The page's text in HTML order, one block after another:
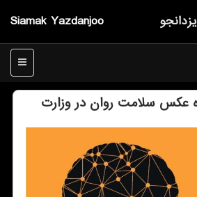
Siamak Yazdanjoo
منو
عکس سلامت روان در وزارت